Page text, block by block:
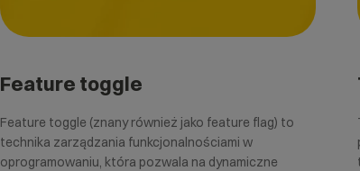
Feature toggle
Feature toggle (znany również jako feature flag) to
technika zarządzania funkcjonalnościami w
oprogramowaniu, która pozwala na dynamiczne